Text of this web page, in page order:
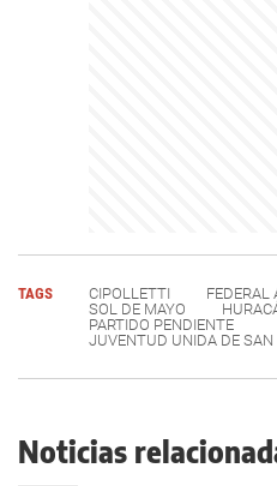
TAGS CIPOLLETTI FEDERAL
SOL DE MAYO
PARTIDO PENDIENTE
JUVENTUD UNIDA DE SAN
Noticias